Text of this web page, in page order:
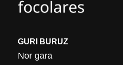
GURI BURUZ
Nor gara